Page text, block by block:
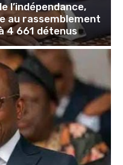
l’indépendance,
au rassemblement
4 661 détenus